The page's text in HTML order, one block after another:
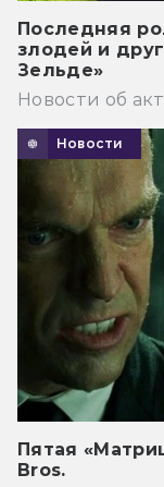
Последняя
злодей и
Зельде»
Новости об
Новости
Пятая
Bros.